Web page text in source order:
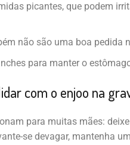
picantes, que podem
não são uma boa pedida
para manter o
com o enjoo na
para muitas mães:
se devagar, mantenha